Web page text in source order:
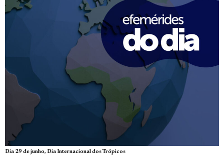
Dia 29 de junho, Dia Internacional dos Trópicos